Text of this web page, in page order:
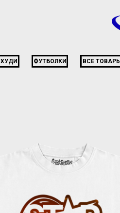
ХУДИ ФУТБОЛКИ ВСЕ ТОВАРЫ